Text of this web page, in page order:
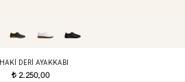
HAKI DERI AYAKKABI
t 2.250,00